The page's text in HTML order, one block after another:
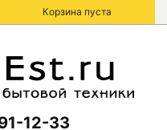
Корзина пуста
12-33